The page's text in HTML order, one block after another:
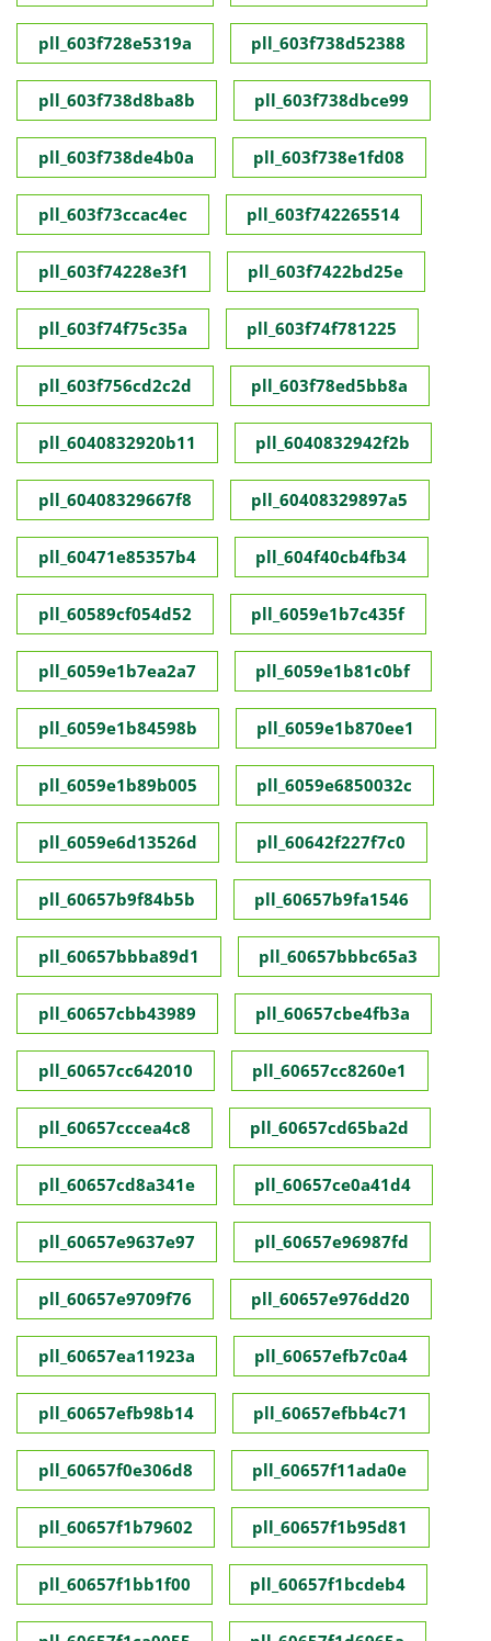
pll_603f728e5319a pll_603f738d52388
pll_603f738d8ba8b pll_603f738dbce99
pll_603f738de4b0a pll_603f738e1fd08
pll_603f73ccac4ec pll_603f742265514
pll_603f74228e3f1 pll_603f7422bd25e
pll_603f74f75c35a pll_603f74f781225
pll_603f756cd2c2d pll_603f78ed5bb8a
pll_6040832920b11 pll_6040832942f2b
pll_60408329667f8 pll_60408329897a5
pll_60471e85357b4 pll_604f40cb4fb34
pll_60589cf054d52 pll_6059e1b7c435f
pll_6059e1b7ea2a7 pll_6059e1b81c0bf
pll_6059e1b84598b pll_6059e1b870ee1
pll_6059e1b89b005 pll_6059e6850032c
pll_6059e6d13526d pll_60642f227f7c0
pll_60657b9f84b5b pll_60657b9fa1546
pll_60657bbba89d1 pll_60657bbbc65a3
pll_60657cbb43989 pll_60657cbe4fb3a
pll_60657cc642010 pll_60657cc8260e1
pll_60657cccea4c8 pll_60657cd65ba2d
pll_60657cd8a341e pll_60657ce0a41d4
pll_60657e9637e97 pll_60657e96987fd
pll_60657e9709f76 pll_60657e976dd20
pll_60657ea11923a pll_60657efb7c0a4
pll_60657efb98b14 pll_60657efbb4c71
pll_60657f0e306d8 pll_60657f11ada0e
pll_60657f1b79602 pll_60657f1b95d81
pll_60657f1bb1f00 pll_60657f1bcdeb4